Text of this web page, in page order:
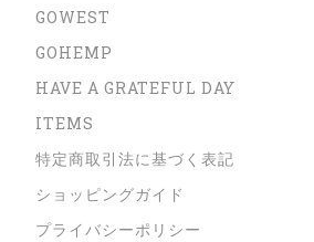
GOWEST
GOHEMP
HAVE A GRATEFUL DAY
ITEMS
特定商取引法に基づく表記
ショッピングガイド
プライバシーポリシー